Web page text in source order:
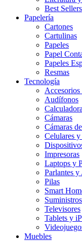
Best Sellers
Papelería
Cartones
Cartulinas
Papeles
Papel
Papeles
Resmas
Tecnología
Audífonos
Cámaras
Cámaras
Celulares
Impresoras
Laptops y
Parlantes
Pilas
Smart
Televisores
Tablets y
Muebles